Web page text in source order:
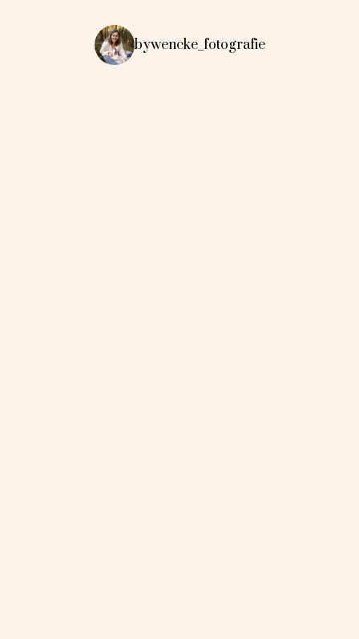
bywencke_fotografie